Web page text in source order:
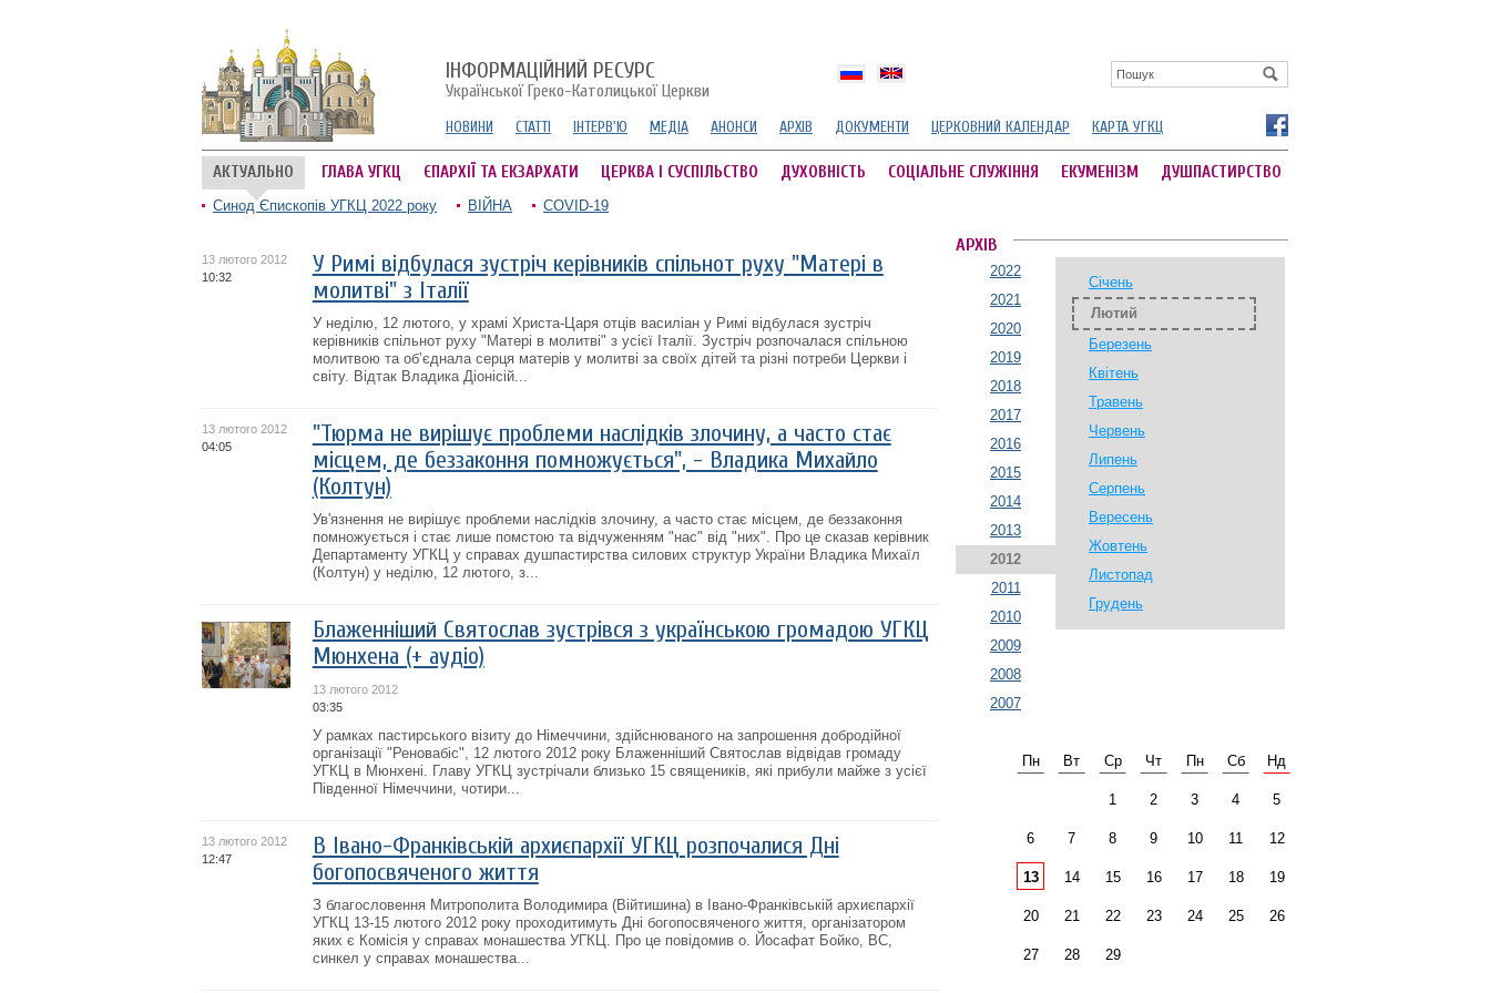
ІНФОРМАЦІЙНИЙ РЕСУРС
Української Греко-Католицької Церкви
НОВИНИ СТАТТІ ІНТЕРВ'Ю МЕДІА АНОНСИ АРХІВ ДОКУМЕНТИ ЦЕРКОВНИЙ КАЛЕНДАР КАРТА УГКЦ
АКТУАЛЬНО ГЛАВА УГКЦ ЄПАРХІЇ ТА ЕКЗАРХАТИ ЦЕРКВА І СУСПІЛЬСТВО ДУХОВНІСТЬ СОЦІАЛЬНЕ СЛУЖІННЯ ЕКУМЕНІЗМ ДУШПАСТИРСТВО
Синод Єпископів УГКЦ 2022 року ВІЙНА COVID-19
13 лютого 2012
10:32
У Римі відбулася зустріч керівників спільнот руху "Матері в
молитві" з Італії
У неділю, 12 лютого, у храмі Христа-Царя отців василіан у Римі відбулася зустріч
керівників спільнот руху "Матері в молитві" з усієї Італії. Зустріч розпочалася спільною
молитвою та об’єднала серця матерів у молитві за своїх дітей та різні потреби Церкви і
світу. Відтак Владика Діонісій...
13 лютого 2012
04:05
"Тюрма не вирішує проблеми наслідків злочину, а часто стає
місцем, де беззаконня помножується", - Владика Михайло
(Колтун)
Ув'язнення не вирішує проблеми наслідків злочину, а часто стає місцем, де беззаконня
помножується і стає лише помстою та відчуженням "нас" від "них". Про це сказав керівник
Департаменту УГКЦ у справах душпастирства силових структур України Владика Михаїл
(Колтун) у неділю, 12 лютого, з...
Блаженніший Святослав зустрівся з українською громадою УГКЦ
Мюнхена (+ аудіо)
13 лютого 2012
03:35
У рамках пастирського візиту до Німеччини, здійснюваного на запрошення добродійної
організації "Реновабіс", 12 лютого 2012 року Блаженніший Святослав відвідав громаду
УГКЦ в Мюнхені. Главу УГКЦ зустрічали близько 15 священиків, які прибули майже з усієї
Південної Німеччини, чотири...
13 лютого 2012
12:47
В Івано-Франківській архиєпархії УГКЦ розпочалися Дні
богопосвяченого життя
З благословення Митрополита Володимира (Війтишина) в Івано-Франківській архиєпархії
УГКЦ 13-15 лютого 2012 року проходитимуть Дні богопосвяченого життя, організатором
яких є Комісія у справах монашества УГКЦ. Про це повідомив о. Йосафат Бойко, ВС,
синкел у справах монашества...
АРХІВ
2022
2021
2020
2019
2018
2017
2016
2015
2014
2013
2012
2011
2010
2009
2008
2007
Січень
Лютий
Березень
Квітень
Травень
Червень
Липень
Серпень
Вересень
Жовтень
Листопад
Грудень
Пн Вт Ср Чт Пн Сб Нд
1 2 3 4 5
6 7 8 9 10 11 12
13 14 15 16 17 18 19
20 21 22 23 24 25 26
27 28 29